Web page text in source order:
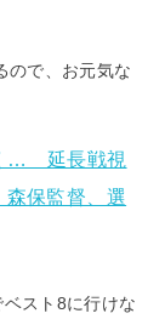
ので、お元気な
… 延長戦視
保監督、選
スト8に行けな